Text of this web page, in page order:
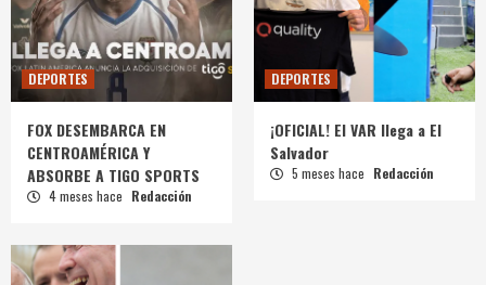
DEPORTES
FOX DESEMBARCA EN
CENTROAMÉRICA Y
ABSORBE A TIGO SPORTS
4 meses hace Redacción
DEPORTES
¡OFICIAL! El VAR llega a El
Salvador
5 meses hace Redacción